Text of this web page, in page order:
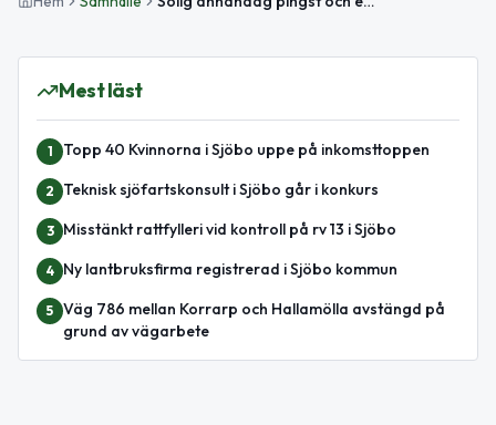
Mest läst
1 Topp 40 Kvinnorna i Sjöbo uppe på inkomsttoppen
2 Teknisk sjöfartskonsult i Sjöbo går i konkurs
3 Misstänkt rattfylleri vid kontroll på rv 13 i Sjöbo
4 Ny lantbruksfirma registrerad i Sjöbo kommun
5 Väg 786 mellan Korrarp och Hallamölla avstängd på
grund av vägarbete